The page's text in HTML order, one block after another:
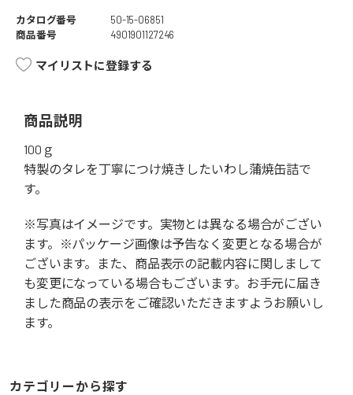
カタログ番号
50-15-06851
商品番号
4901901127246
マイリストに登録する
商品説明
100ｇ
特製のタレを丁寧につけ焼きしたいわし蒲焼缶詰で
す。
※写真はイメージです。実物とは異なる場合がござい
ます。※パッケージ画像は予告なく変更となる場合が
ございます。また、商品表示の記載内容に関しまして
も変更になっている場合もございます。お手元に届き
ました商品の表示をご確認いただきますようお願いし
ます。
カテゴリーから探す